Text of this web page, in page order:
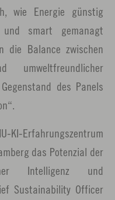
wie Energie günstig
smart gemanagt
die Balance zwischen
umweltfreundlicher
des Panels
KI-Erfahrungszentrum
das Potenzial der
Intelligenz und
Sustainability Officer